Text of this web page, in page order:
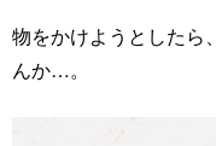
物をかけようとしたら
んか…。